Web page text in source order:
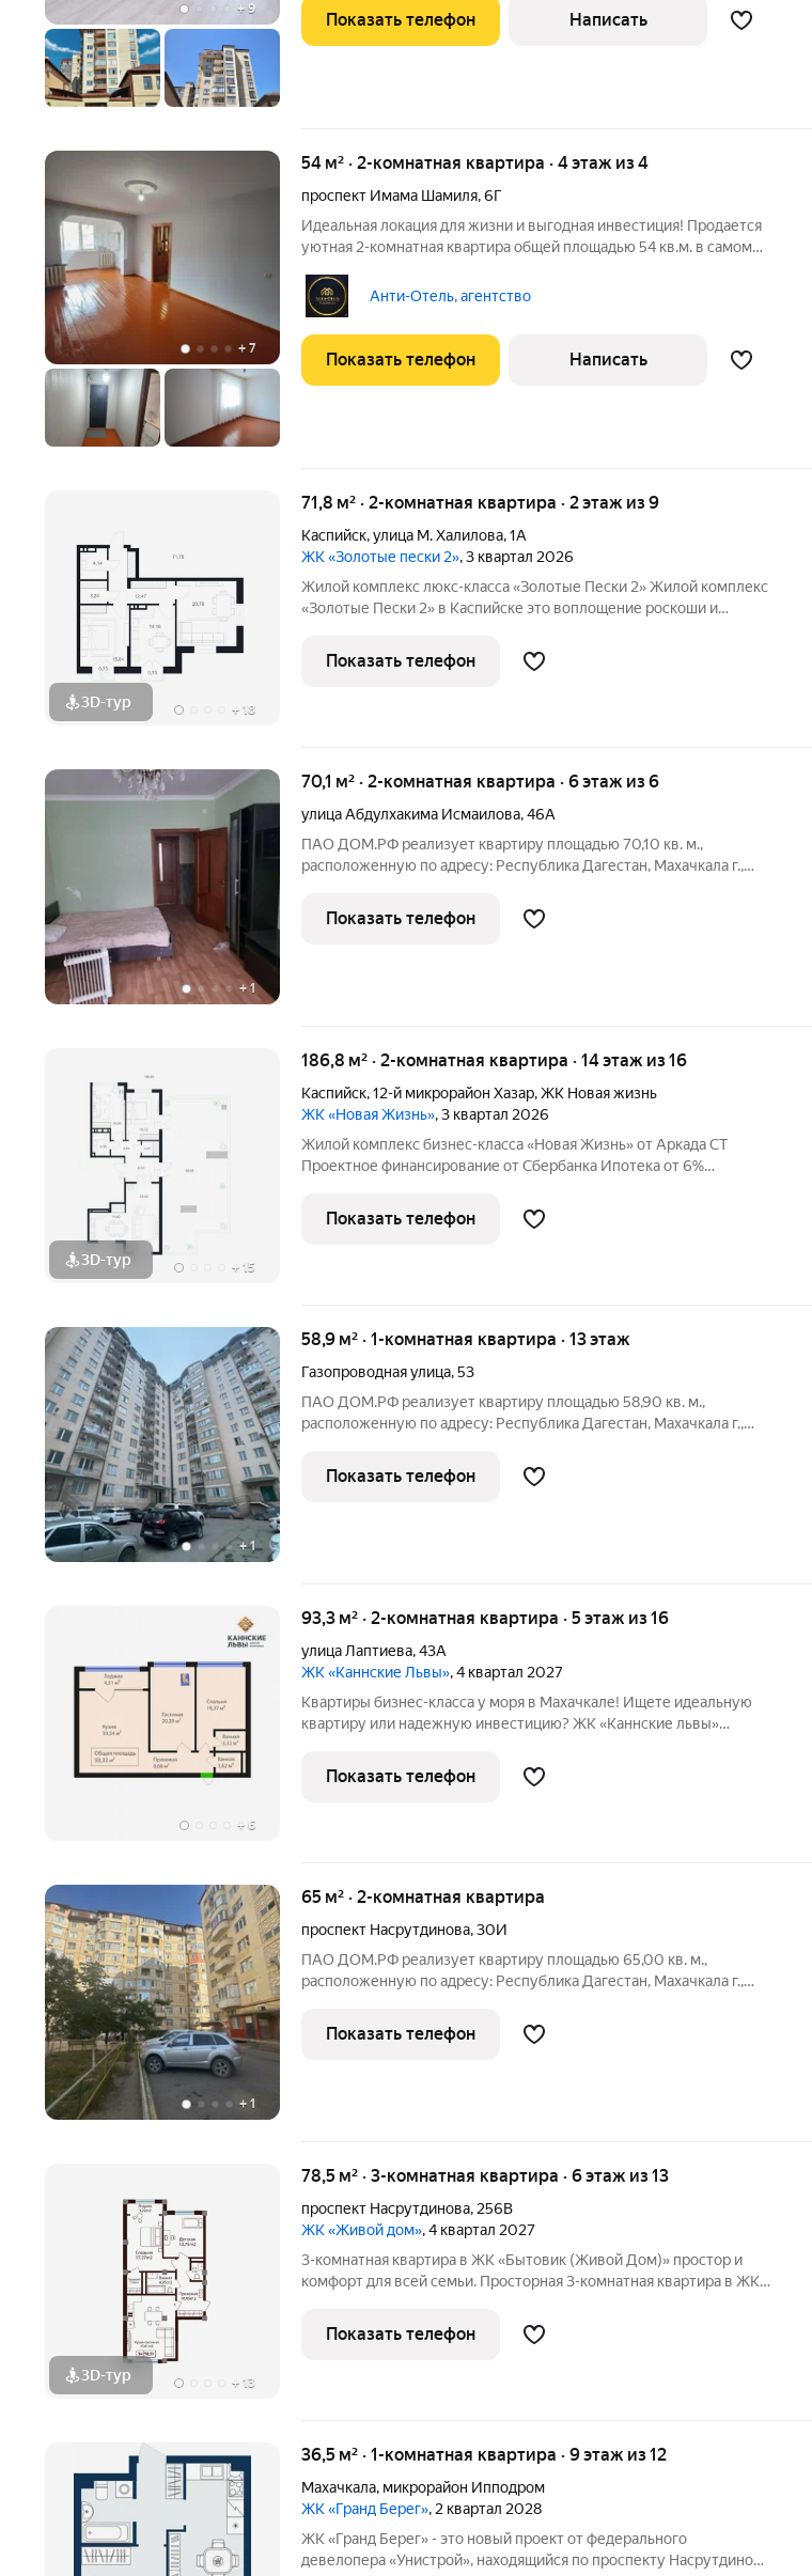
+ 9
Показать телефон Написать
+ 7
54 м² · 2-комнатная квартира · 4 этаж из 4
проспект Имама Шамиля,6Г
Идеальная локация для жизни и выгодная инвестиция! Продается
уютная 2-комнатная квартира общей площадью 54 кв.м. в самом
(ул. И. Шамиля, 6г). Почему стоит выбрать именно эту квартиру?
Анти-Отель, агентство
Показать телефон Написать
3D-тур + 18
71,8 м² · 2-комнатная квартира · 2 этаж из 9
Каспийск,улица М. Халилова,1А
ЖК «Золотые пески 2», 3 квартал 2026
Жилой комплекс люкс-класса «Золотые Пески 2» Жилой комплекс
«Золотые Пески 2» в Каспийске это воплощение роскоши и
100 шагах от моря! Дом строится по проектному финансированию
в партнерстве
Показать телефон
+ 1
70,1 м² · 2-комнатная квартира · 6 этаж из 6
улица Абдулхакима Исмаилова,46А
ПАО ДОМ.РФ реализует квартиру площадью 70,10 кв. м.,
расположенную по адресу: Республика Дагестан, Махачкала г.,
собственник (юридическое лицо). Кадастровый номер объекта
недвижимости:
Показать телефон
3D-тур + 15
186,8 м² · 2-комнатная квартира · 14 этаж из 16
Каспийск,12-й микрорайон Хазар,ЖК Новая жизнь
ЖК «Новая Жизнь», 3 квартал 2026
Жилой комплекс бизнес-класса «Новая Жизнь» от Аркада СТ
Проектное финансирование от Сбербанка Ипотека от 6%
Мубараха Квартиры с видом на море Пешая доступность к
набережной
Показать телефон
+1
58,9 м² · 1-комнатная квартира · 13 этаж
Газопроводная улица,53
ПАО ДОМ.РФ реализует квартиру площадью 58,90 кв. м.,
расположенную по адресу: Республика Дагестан, Махачкала г.,
(юридическое лицо). Кадастровый номер объекта недвижимости:
05:40:000031:5568
Показать телефон
+ 6
93,3 м² · 2-комнатная квартира · 5 этаж из 16
улица Лаптиева,43А
ЖК «Каннские Львы», 4 квартал 2027
Квартиры бизнес-класса у моря в Махачкале! Ищете идеальную
квартиру или надежную инвестицию? ЖК «Каннские львы»
Лаптиева, д. 47). К дому проведена собственная линия
электропередач! Забудьте
Показать телефон
+ 1
65 м² · 2-комнатная квартира
проспект Насрутдинова,30И
ПАО ДОМ.РФ реализует квартиру площадью 65,00 кв. м.,
расположенную по адресу: Республика Дагестан, Махачкала г.,
(юридическое лицо). Кадастровый номер объекта недвижимости:
05:40:000061:5878
Показать телефон
3D-тур + 13
78,5 м² · 3-комнатная квартира · 6 этаж из 13
проспект Насрутдинова, 256В
ЖК «Живой дом», 4 квартал 2027
3-комнатная квартира в ЖК «Бытовик (Живой Дом)» простор и
комфорт для всей семьи. Просторная 3-комнатная квартира в ЖК
современная 3-комнатная квартира в жилом комплексе «Бытовик
(Живой
Показать телефон
36,5 м² · 1-комнатная квартира · 9 этаж из 12
Махачкала, микрорайон Ипподром
ЖК «Гранд Берег», 2 квартал 2028
ЖК «Гранд Берег» - это новый проект от федерального
девелопера «Унистрой», находящийся по проспекту Насрутдинова